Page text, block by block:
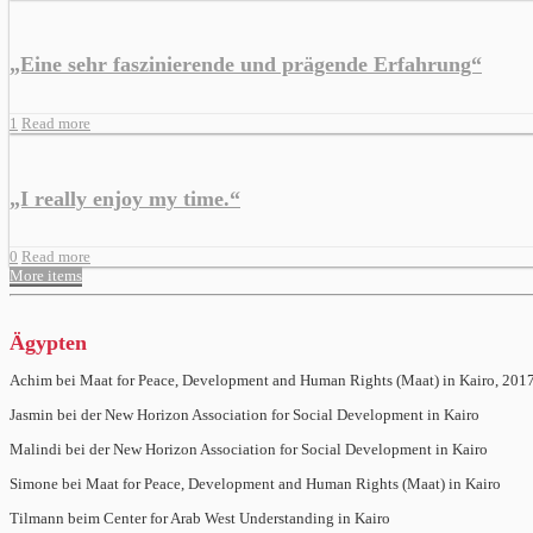
„Eine sehr faszinierende und prägende Erfahrung“
1 Read more
„I really enjoy my time.“
0 Read more
More items
Ägypten
Achim bei Maat for Peace, Development and Human Rights (Maat) in Kairo,
Jasmin bei der New Horizon Association for Social Development in Kairo
Malindi bei der New Horizon Association for Social Development in Kairo
Simone bei Maat for Peace, Development and Human Rights (Maat) in Kairo
Tilmann beim Center for Arab West Understanding in Kairo